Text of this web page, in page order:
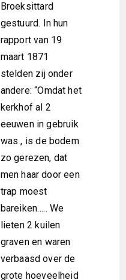
Broeksittard
gestuurd. In hun
rapport van 19
maart 1871
stelden zij onder
andere: “Omdat het
kerkhof al 2
eeuwen in gebruik
was , is de bodem
zo gerezen, dat
men haar door een
trap moest
bareiken….. We
lieten 2 kuilen
graven en waren
verbaasd over de
grote hoeveelheid